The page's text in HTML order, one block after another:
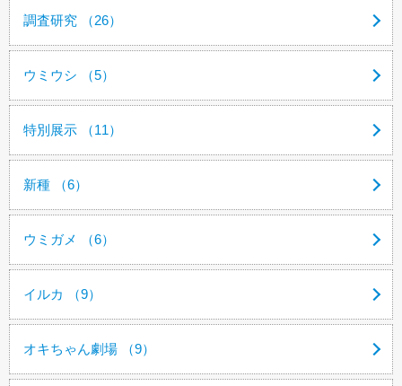
調査研究 （26）
ウミウシ （5）
特別展示 （11）
新種 （6）
ウミガメ （6）
イルカ （9）
オキちゃん劇場 （9）